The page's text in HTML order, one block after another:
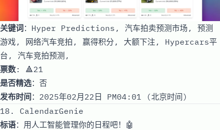
关键词：Hyper Predictions, 汽车拍卖预测市场, 预测
游戏, 网络汽车竞拍, 赢得积分, 大额下注, Hypercars平
台, 汽车竞拍预测,
票数: 🔺21
是否精选：否
发布时间 ：2025年02月22日 PM04:01 (北京时间)
18. CalendarGenie
标语：用人工智能管理你的日程吧！🤖